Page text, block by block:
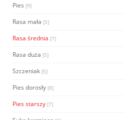
Pies [9]
Rasa mała [5]
Rasa średnia [7]
Rasa duża [5]
Szczeniak [5]
Pies dorosły [8]
Pies starszy [7]